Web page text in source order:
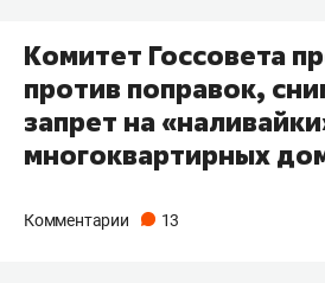
Комитет Госсовета
против поправок,
запрет на
многоквартирных
Комментарии 13